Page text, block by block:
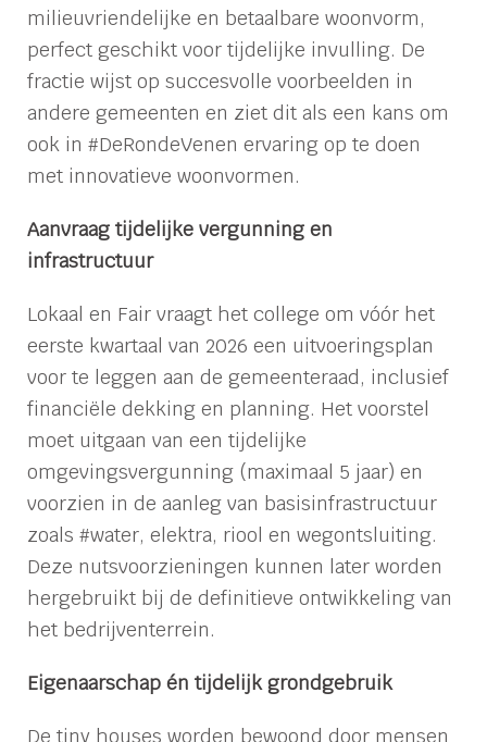
milieuvriendelijke en betaalbare woonvorm,
perfect geschikt voor tijdelijke invulling. De
fractie wijst op succesvolle voorbeelden in
andere gemeenten en ziet dit als een kans om
ook in #DeRondeVenen ervaring op te doen
met innovatieve woonvormen.
Aanvraag tijdelijke vergunning en
infrastructuur
Lokaal en Fair vraagt het college om vóór het
eerste kwartaal van 2026 een uitvoeringsplan
voor te leggen aan de gemeenteraad, inclusief
financiële dekking en planning. Het voorstel
moet uitgaan van een tijdelijke
omgevingsvergunning (maximaal 5 jaar) en
voorzien in de aanleg van basisinfrastructuur
zoals #water, elektra, riool en wegontsluiting.
Deze nutsvoorzieningen kunnen later worden
hergebruikt bij de definitieve ontwikkeling van
het bedrijventerrein.
Eigenaarschap én tijdelijk grondgebruik
De tiny houses worden bewoond door mensen